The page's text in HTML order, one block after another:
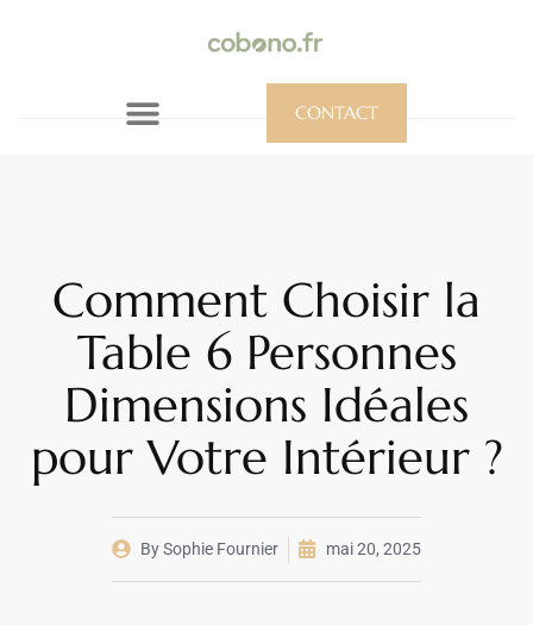
CONTACT
Comment Choisir la
Table 6 Personnes
Dimensions Idéales
pour Votre Intérieur ?
BySophie Fournier mai 20, 2025